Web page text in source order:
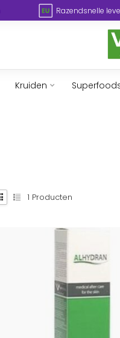
Razendsnelle
Kruiden
1 Producten